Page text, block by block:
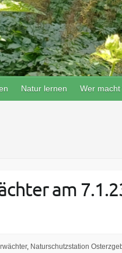
Natur lernen Wer macht
am
, Naturschutzstation